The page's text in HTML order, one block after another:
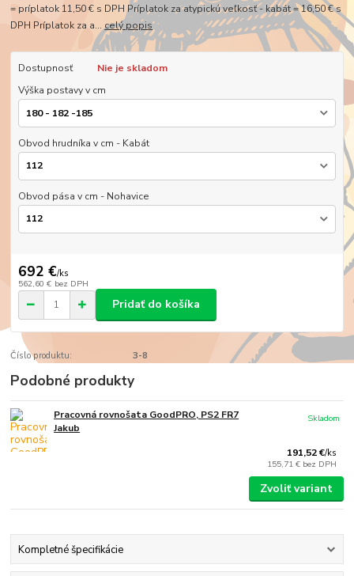
= príplatok 11,50 € s DPH Príplatok za atypickú veľkosť - kabát = 16,50 € s
DPH Príplatok za a...celý popis
Dostupnosť
Nie je skladom
Výška postavy v cm
Obvod hrudníka v cm - Kabát
Obvod pása v cm - Nohavice
692 €/ks
562,60 € bez DPH
Pridať do košíka
Číslo produktu: 3-8
Podobné produkty
Pracovná rovnošata GoodPRO, PS2 FR7
Jakub
191,52 €/ks
155,71 € bez DPH
Skladom
Zvoliť variant
Kompletné špecifikácie